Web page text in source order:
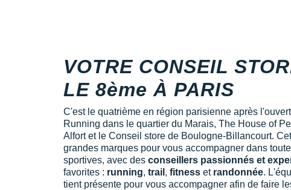
VOTRE CONSEIL
LE 8ème À PARIS
C'est le quatrième en région parisienne après
Running dans le quartier du Marais, The House of
Alfort et le Conseil store de Boulogne-Billancourt.
grandes marques pour vous accompagner dans
sportives, avec des conseillers passionnés et
favorites : running, trail , fitness et randonnée.
tient présente pour vous accompagner afin de faire